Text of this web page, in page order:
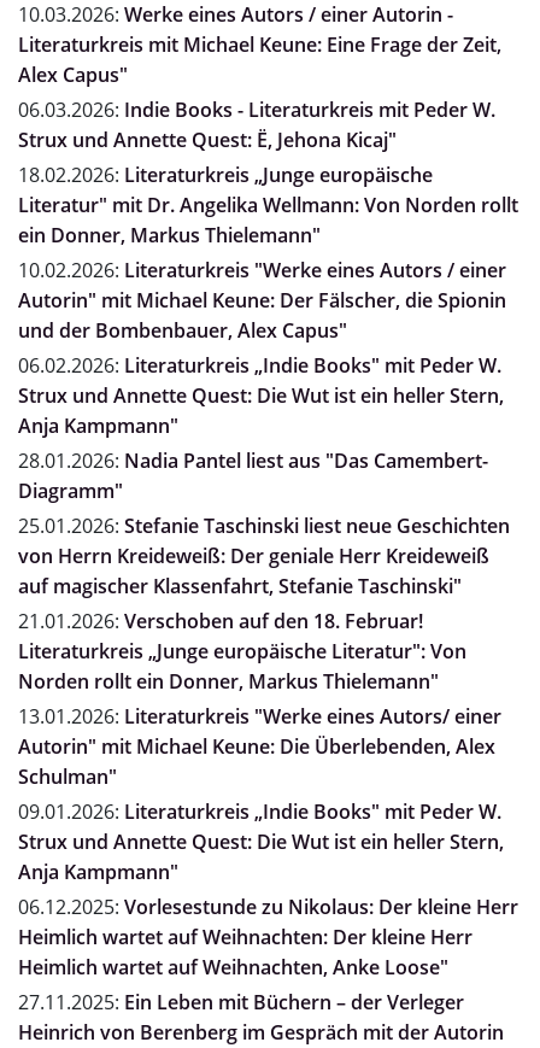
10.03.2026: Werke eines Autors / einer Autorin -
Literaturkreis mit Michael Keune: Eine Frage der Zeit,
Alex Capus"
06.03.2026: Indie Books - Literaturkreis mit Peder W.
Strux und Annette Quest: Ë, Jehona Kicaj"
18.02.2026: Literaturkreis „Junge europäische
Literatur" mit Dr. Angelika Wellmann: Von Norden rollt
ein Donner, Markus Thielemann"
10.02.2026: Literaturkreis "Werke eines Autors / einer
Autorin" mit Michael Keune: Der Fälscher, die Spionin
und der Bombenbauer, Alex Capus"
06.02.2026: Literaturkreis „Indie Books" mit Peder W.
Strux und Annette Quest: Die Wut ist ein heller Stern,
Anja Kampmann"
28.01.2026: Nadia Pantel liest aus "Das Camembert-
Diagramm"
25.01.2026: Stefanie Taschinski liest neue Geschichten
von Herrn Kreideweiß: Der geniale Herr Kreideweiß
auf magischer Klassenfahrt, Stefanie Taschinski"
21.01.2026: Verschoben auf den 18. Februar!
Literaturkreis „Junge europäische Literatur": Von
Norden rollt ein Donner, Markus Thielemann"
13.01.2026: Literaturkreis "Werke eines Autors/ einer
Autorin" mit Michael Keune: Die Überlebenden, Alex
Schulman"
09.01.2026: Literaturkreis „Indie Books" mit Peder W.
Strux und Annette Quest: Die Wut ist ein heller Stern,
Anja Kampmann"
06.12.2025: Vorlesestunde zu Nikolaus: Der kleine Herr
Heimlich wartet auf Weihnachten: Der kleine Herr
Heimlich wartet auf Weihnachten, Anke Loose"
27.11.2025: Ein Leben mit Büchern – der Verleger
Heinrich von Berenberg im Gespräch mit der Autorin